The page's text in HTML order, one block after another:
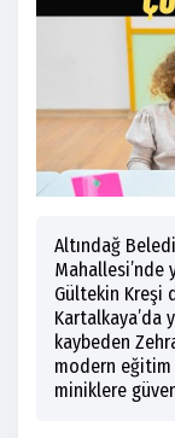
Altındağ
Mahallesi’nde
Gültekin Kreşi
Kartalkaya’da
kaybeden
modern eğitim
miniklere